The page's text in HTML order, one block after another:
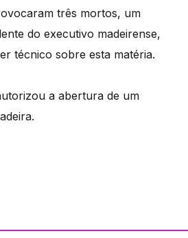
três mortos, um
do executivo madeirense,
técnico sobre esta matéria.
a abertura de um